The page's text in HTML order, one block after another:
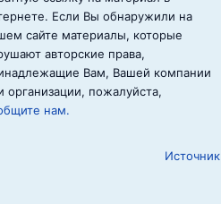
Если Вы обнаружили на
сайте материалы, которые
авторские права,
Вам, Вашей компании
организации, пожалуйста,
нам.
Источник